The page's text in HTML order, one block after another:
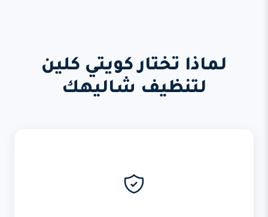
لماذا تختار كويتي كلين
لتنظيف شاليهك